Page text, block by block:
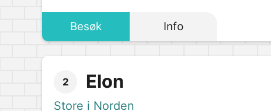
Besøk Info
2 Elon
Store i Norden